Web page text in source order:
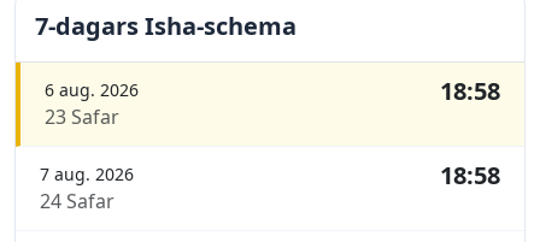
7-dagars Isha-schema
6 aug. 2026
23 Safar
18:58
7 aug. 2026
24 Safar
18:58